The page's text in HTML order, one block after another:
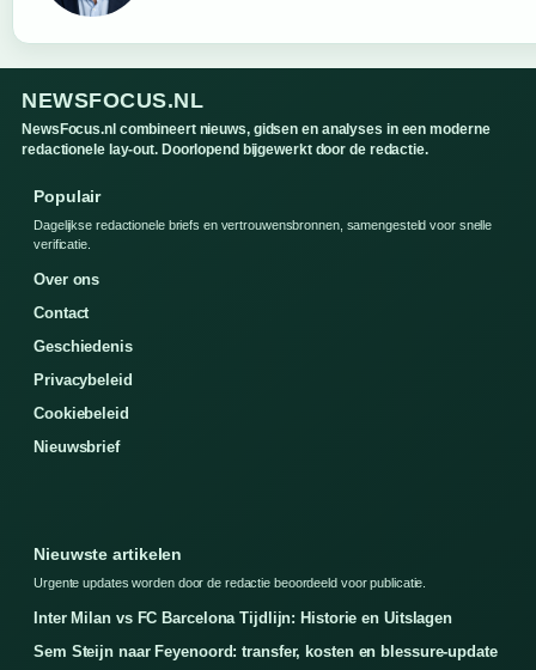
NEWSFOCUS.NL
NewsFocus.nl combineert nieuws, gidsen en analyses in een moderne
redactionele lay-out. Doorlopend bijgewerkt door de redactie.
Populair
Dagelijkse redactionele briefs en vertrouwensbronnen, samengesteld voor snelle
verificatie.
Over ons
Contact
Geschiedenis
Privacybeleid
Cookiebeleid
Nieuwsbrief
Nieuwste artikelen
Urgente updates worden door de redactie beoordeeld voor publicatie.
Inter Milan vs FC Barcelona Tijdlijn: Historie en Uitslagen
Sem Steijn naar Feyenoord: transfer, kosten en blessure-update